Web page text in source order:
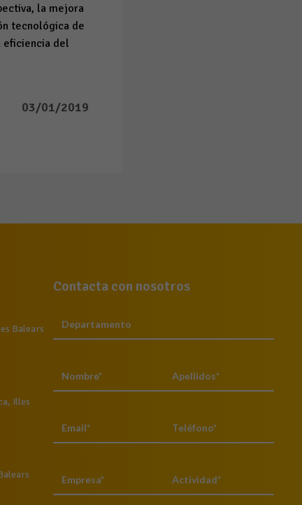
la mejora
tecnológica de
eficiencia del
03/01/2019
Balears
Illes
Contacta con nosotros